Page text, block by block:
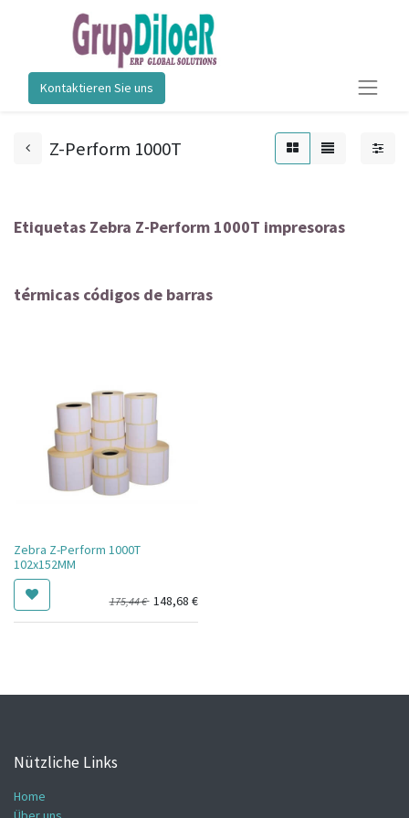
Kontaktieren Sie uns
Z-Perform 1000T
Etiquetas Zebra Z-Perform 1000T impresoras
térmicas códigos de barras
Zebra Z-Perform 1000T
102x152MM
175,44€ 148,68 €
Nützliche Links
Home